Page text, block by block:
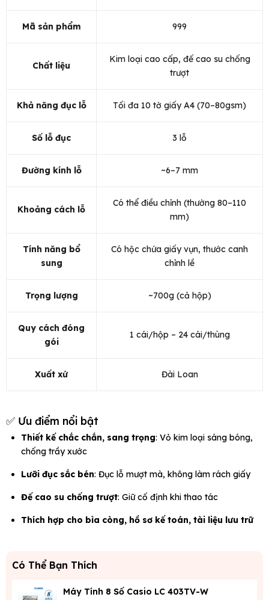
Mã sản phẩm 999
Chất liệu
Kim loại cao cấp, đế cao su chống
trượt
Khả năng đục lỗ Tối đa 10 tờ giấy A4 (70–80gsm)
Số lỗ đục 3 lỗ
Đường kính lỗ ~6–7 mm
Khoảng cách lỗ
Có thể điều chỉnh (thường 80–110
mm)
Tính năng bổ
sung
Có hộc chứa giấy vụn, thước canh
chỉnh lề
Trọng lượng ~700g (cả hộp)
Quy cách đóng
gói
1 cái/hộp – 24 cái/thùng
Xuất xứ Đài Loan
✅ Ưu điểm nổi bật
Thiết kế chắc chắn, sang trọng: Vỏ kim loại sáng bóng,
chống trầy xước
Lưỡi đục sắc bén: Đục lỗ mượt mà, không làm rách giấy
Đế cao su chống trượt: Giữ cố định khi thao tác
Thích hợp cho bìa còng, hồ sơ kế toán, tài liệu lưu trữ
Có Thể Bạn Thích
Máy Tính 8 Số Casio LC 403TV-W